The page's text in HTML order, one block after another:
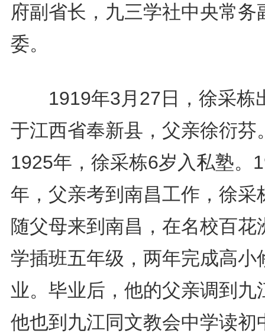
府副省长，九三学社中央常务
委。
1919年3月27日，徐采栋
于江西省奉新县，父亲徐衍芬
1925年，徐采栋6岁入私塾。
年，父亲考到南昌工作，徐采
随父母来到南昌，在名校百花
学插班五年级，两年完成高小
业。毕业后，他的父亲调到九
他也到九江同文教会中学读初